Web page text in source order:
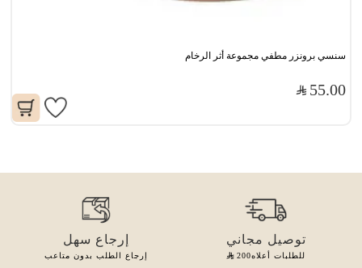
سنسي برونزر مطفي مجموعة أثر الرخام
55.00
توصيل مجاني
للطلبات أعلاه200
إرجاع سهل
إرجاع الطلب بدون متاعب